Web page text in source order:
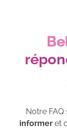
Notre
informer et